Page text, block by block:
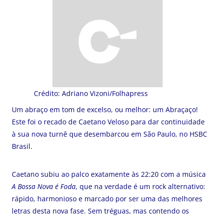
Crédito: Adriano Vizoni/Folhapress
Um abraço em tom de excelso, ou melhor: um Abraçaço!
Este foi o recado de Caetano Veloso para dar continuidade
à sua nova turnê que desembarcou em São Paulo, no HSBC
Brasil.
Caetano subiu ao palco exatamente às 22:20 com a música
A Bossa Nova é Foda, que na verdade é um rock alternativo:
rápido, harmonioso e marcado por ser uma das melhores
letras desta nova fase. Sem tréguas, mas contendo os